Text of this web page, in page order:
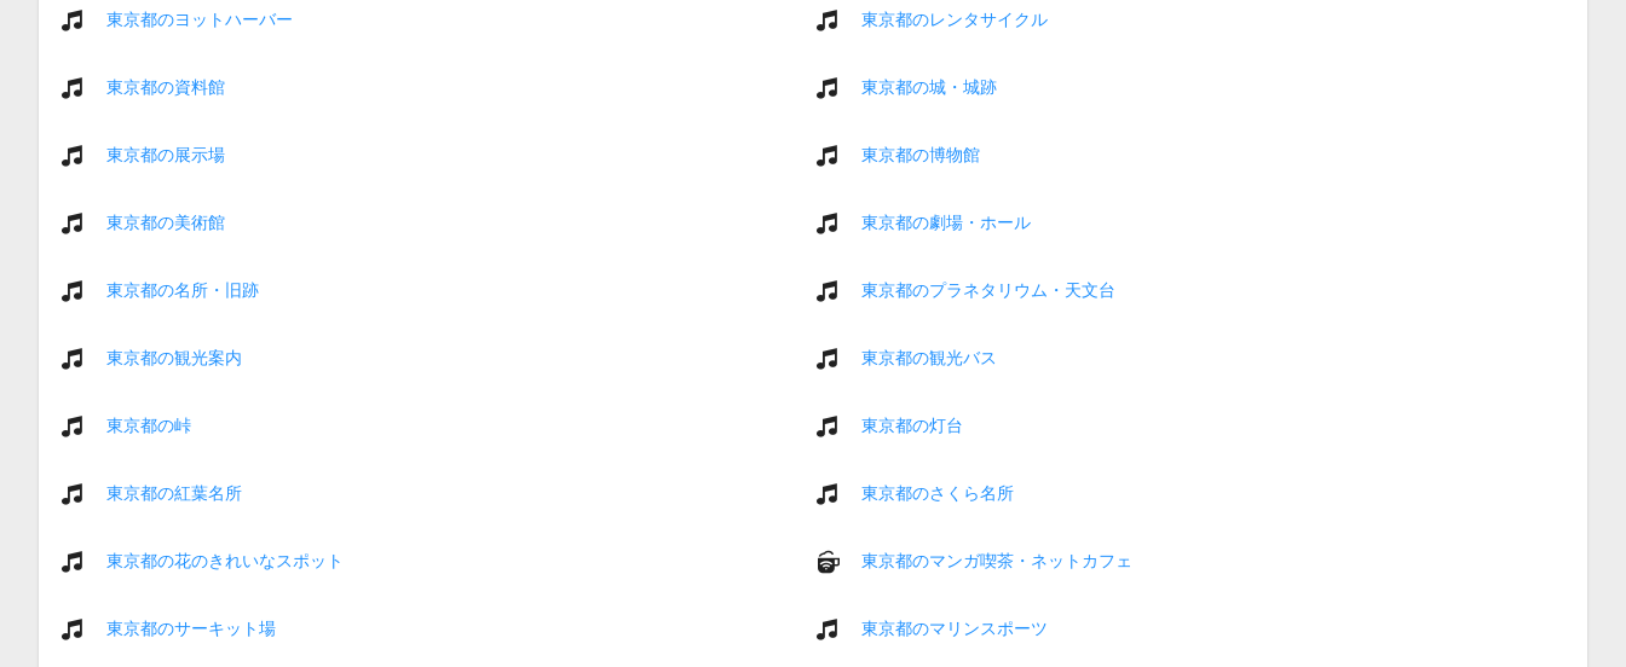
東京都のヨットハーバー 東京都のレンタサイクル
東京都の資料館 東京都の城・城跡
東京都の展示場 東京都の博物館
東京都の美術館 東京都の劇場・ホール
東京都の名所・旧跡 東京都のプラネタリウム・天文台
東京都の観光案内 東京都の観光バス
東京都の峠 東京都の灯台
東京都の紅葉名所 東京都のさくら名所
東京都の花のきれいなスポット 東京都のマンガ喫茶・ネットカフェ
東京都のサーキット場 東京都のマリンスポーツ